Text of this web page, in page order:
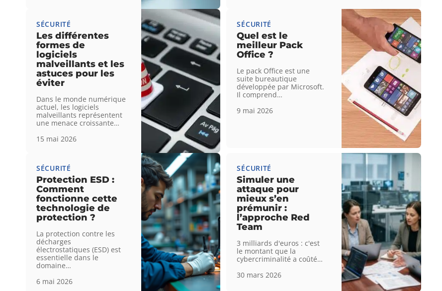
SÉCURITÉ
Les différentes
formes de
logiciels
malveillants et les
astuces pour les
éviter
Dans le monde numérique
actuel, les logiciels
malveillants représentent
une menace croissante…
15 mai 2026
SÉCURITÉ
Quel est le
meilleur Pack
Office ?
Le pack Office est une
suite bureautique
développée par Microsoft.
Il comprend…
9 mai 2026
SÉCURITÉ
Protection ESD :
Comment
fonctionne cette
technologie de
protection ?
La protection contre les
décharges
électrostatiques (ESD) est
essentielle dans le
domaine…
6 mai 2026
SÉCURITÉ
Simuler une
attaque pour
mieux s’en
prémunir :
l’approche Red
Team
3 milliards d'euros : c'est
le montant que la
cybercriminalité a coûté…
30 mars 2026